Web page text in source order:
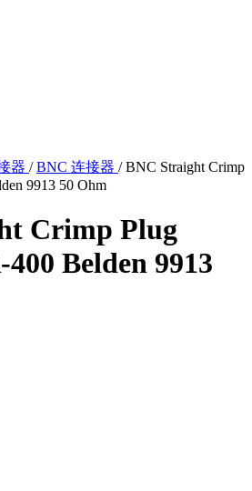
器 / BNC 连接器 / BNC Straight Crimp
9913 50 Ohm
Crimp Plug
Belden 9913